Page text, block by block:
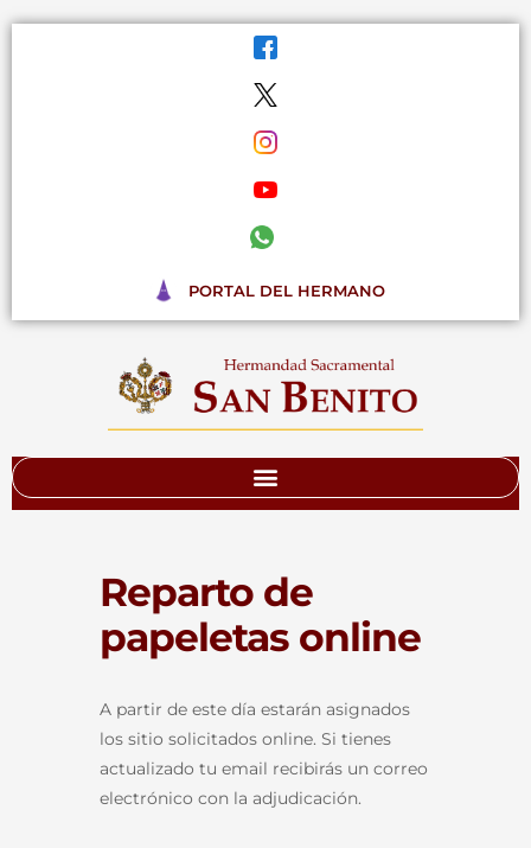
PORTAL DEL HERMANO
Reparto de
papeletas online
A partir de este día estarán asignados
los sitio solicitados online. Si tienes
actualizado tu email recibirás un correo
electrónico con la adjudicación.